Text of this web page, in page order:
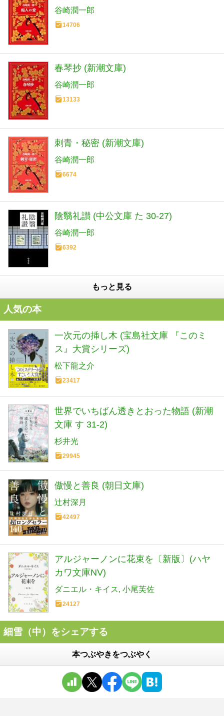
谷崎潤一郎
14706
春琴抄 (新潮文庫)
谷崎潤一郎
13133
刺青・秘密 (新潮文庫)
谷崎潤一郎
6674
陰翳礼讃 (中公文庫 た 30-27)
谷崎潤一郎
6392
もっと見る
人気の本
一次元の挿し木 (宝島社文庫 『このミ
ス』大賞シリーズ)
松下龍之介
23417
世界でいちばん透きとおった物語 (新潮
文庫 す 31-2)
杉井光
29945
傲慢と善良 (朝日文庫)
辻村深月
42497
アルジャーノンに花束を〔新版〕(ハヤ
カワ文庫NV)
ダニエル・キイス 小尾芙佐
24127
細雪（中）をシェアする
本つぶやきをつぶやく